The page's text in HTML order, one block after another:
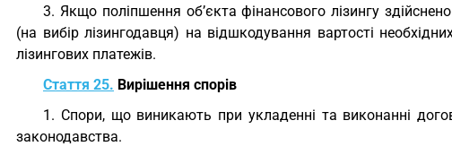
3. Якщо поліпшення об’єкта фінансового лізингу
(на вибір лізингодавця) на відшкодування вартості
лізингових платежів.
Стаття 25. Вирішення спорів
1. Спори, що виникають при укладенні та виконанні
законодавства.